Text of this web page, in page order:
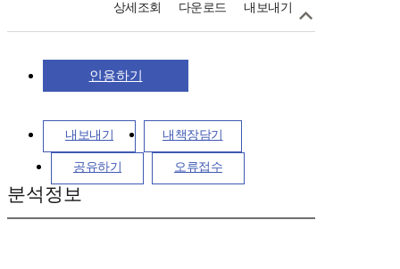
상세조회 다운로드 내보내기
인용하기
내보내기 내책장담기
공유하기 오류접수
분석정보